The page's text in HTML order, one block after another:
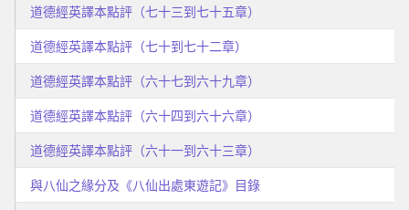
道德經英譯本點評（七十三到七十五章）
道德經英譯本點評（七十到七十二章）
道德經英譯本點評（六十七到六十九章）
道德經英譯本點評（六十四到六十六章）
道德經英譯本點評（六十一到六十三章）
與八仙之緣分及《八仙出處東遊記》目錄